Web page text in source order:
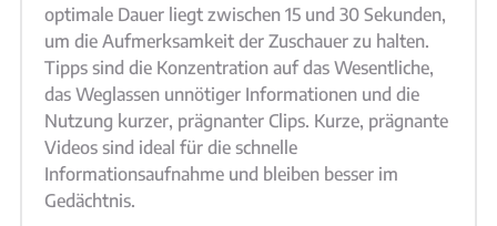
optimale Dauer liegt zwischen 15 und 30 Sekunden,
um die Aufmerksamkeit der Zuschauer zu halten.
Tipps sind die Konzentration auf das Wesentliche,
das Weglassen unnötiger Informationen und die
Nutzung kurzer, prägnanter Clips. Kurze, prägnante
Videos sind ideal für die schnelle
Informationsaufnahme und bleiben besser im
Gedächtnis.